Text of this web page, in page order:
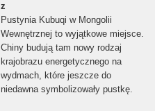
z
Pustynia Kubuqi w Mongolii
Wewnętrznej to wyjątkowe miejsce.
Chiny budują tam nowy rodzaj
krajobrazu energetycznego na
wydmach, które jeszcze do
niedawna symbolizowały pustkę.